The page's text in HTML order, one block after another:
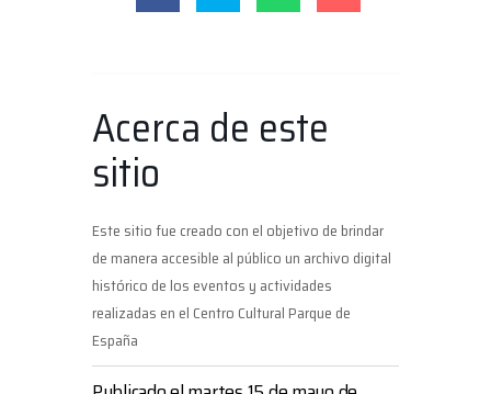
Acerca de este
sitio
Este sitio fue creado con el objetivo de brindar
de manera accesible al público un archivo digital
histórico de los eventos y actividades
realizadas en el Centro Cultural Parque de
España